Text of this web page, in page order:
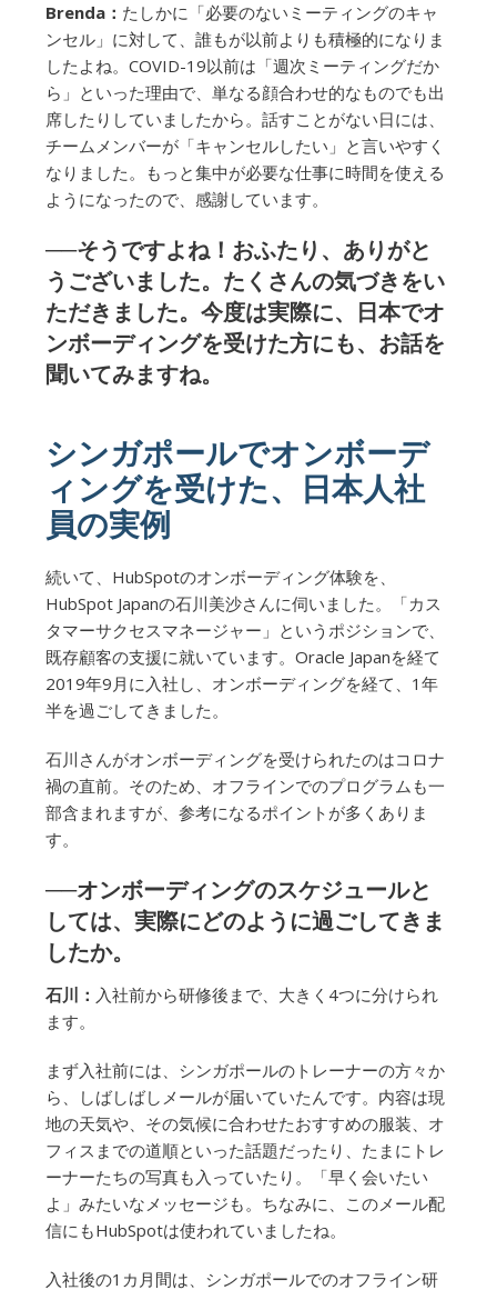
Brenda： たしかに「必要のないミーティングのキャ
ンセル」に対して、誰もが以前よりも積極的になりま
したよね。COVID-19以前は「週次ミーティングだか
ら」といった理由で、単なる顔合わせ的なものでも出
席したりしていましたから。話すことがない日には、
チームメンバーが「キャンセルしたい」と言いやすく
なりました。もっと集中が必要な仕事に時間を使える
ようになったので、感謝しています。
──そうですよね！おふたり、ありがと
うございました。たくさんの気づきをい
ただきました。今度は実際に、日本でオ
ンボーディングを受けた方にも、お話を
聞いてみますね。
シンガポールでオンボーデ
ィングを受けた、日本人社
員の実例
続いて、HubSpotのオンボーディング体験を、
HubSpot Japanの石川美沙さんに伺いました。「カス
タマーサクセスマネージャー」というポジションで、
既存顧客の支援に就いています。Oracle Japanを経て
2019年9月に入社し、オンボーディングを経て、1年
半を過ごしてきました。
石川さんがオンボーディングを受けられたのはコロナ
禍の直前。そのため、オフラインでのプログラムも一
部含まれますが、参考になるポイントが多くありま
す。
──オンボーディングのスケジュールと
しては、実際にどのように過ごしてきま
したか。
石川： 入社前から研修後まで、大きく4つに分けられ
ます。
まず入社前には、シンガポールのトレーナーの方々か
ら、しばしばしメールが届いていたんです。内容は現
地の天気や、その気候に合わせたおすすめの服装、オ
フィスまでの道順といった話題だったり、たまにトレ
ーナーたちの写真も入っていたり。「早く会いたい
よ」みたいなメッセージも。ちなみに、このメール配
信にもHubSpotは使われていましたね。
入社後の1カ月間は、シンガポールでのオフライン研